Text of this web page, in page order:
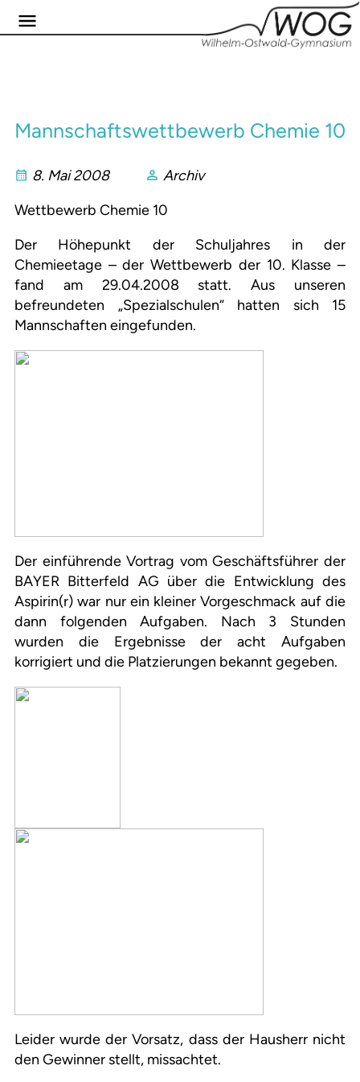
Mannschaftswettbewerb Chemie 10
8. Mai 2008
Archiv
Wettbewerb Chemie 10
Der Höhepunkt der Schuljahres in der
Chemieetage – der Wettbewerb der 10. Klasse –
fand am 29.04.2008 statt. Aus unseren
befreundeten „Spezialschulen“ hatten sich 15
Mannschaften eingefunden.
Der einführende Vortrag vom Geschäftsführer der
BAYER Bitterfeld AG über die Entwicklung des
Aspirin(r) war nur ein kleiner Vorgeschmack auf die
dann folgenden Aufgaben. Nach 3 Stunden
wurden die Ergebnisse der acht Aufgaben
korrigiert und die Platzierungen bekannt gegeben.
Leider wurde der Vorsatz, dass der Hausherr nicht
den Gewinner stellt, missachtet.